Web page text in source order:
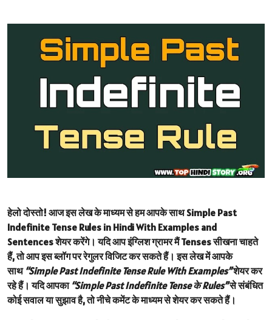
हेलो दोस्तो! आज इस लेख के माध्यम से हम आपके साथSimple Past
Indefinite Tense Rules in Hindi With Examples and
Sentencesशेयर करेंगे। यदि आप इंग्लिश ग्रामर मैं Tenses सीखना चाहते
हैं, तो आप इस ब्लॉग पर रेगुलर विजिट कर सकते हैं। इस लेख में आपके
साथ “Simple Past Indefinite Tense Rule With Examples”शेयर कर
रहे हैं। यदि आपका “Simple Past Indefinite Tense के Rules”से संबंधित
कोई सवाल या सुझाव है, तो नीचे कमेंट के माध्यम से शेयर कर सकते हैं।